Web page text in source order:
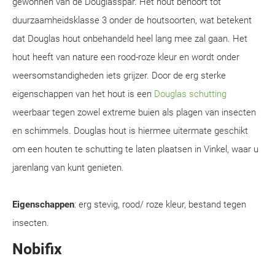
duurzaamheidsklasse 3 onder de houtsoorten, wat betekent
dat Douglas hout onbehandeld heel lang mee zal gaan. Het
hout heeft van nature een rood-roze kleur en wordt onder
weersomstandigheden iets grijzer. Door de erg sterke
eigenschappen van het hout is een Douglas schutting
weerbaar tegen zowel extreme buien als plagen van insecten
en schimmels. Douglas hout is hiermee uitermate geschikt
om een houten te schutting te laten plaatsen in Vinkel, waar u
jarenlang van kunt genieten.
Eigenschappen: erg stevig, rood/ roze kleur, bestand tegen
insecten.
Nobifix